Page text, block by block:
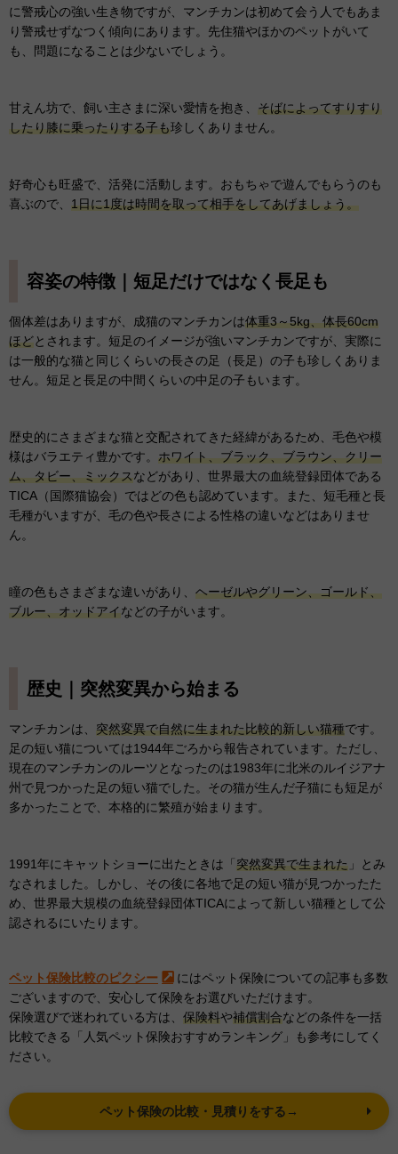
に警戒心の強い生き物ですが、マンチカンは初めて会う人でもあま
り警戒せずなつく傾向にあります。先住猫やほかのペットがいて
も、問題になることは少ないでしょう。
甘えん坊で、飼い主さまに深い愛情を抱き、 そばによってすりすり
したり膝に乗ったりする子も珍しくありません。
好奇心も旺盛で、活発に活動します。おもちゃで遊んでもらうのも
喜ぶので、 1日に1度は時間を取って相手をしてあげましょう。
容姿の特徴｜短足だけではなく長足も
個体差はありますが、成猫のマンチカンは体重3～5kg、体長60cm
ほどとされます。短足のイメージが強いマンチカンですが、実際に
は一般的な猫と同じくらいの長さの足（長足）の子も珍しくありま
せん。短足と長足の中間くらいの中足の子もいます。
歴史的にさまざまな猫と交配されてきた経緯があるため、毛色や模
様はバラエティ豊かです。 ホワイト、ブラック、ブラウン、クリー
ム、タビー、ミックスなどがあり、世界最大の血統登録団体である
TICA（国際猫協会）ではどの色も認めています。また、短毛種と長
毛種がいますが、毛の色や長さによる性格の違いなどはありませ
ん。
瞳の色もさまざまな違いがあり、 ヘーゼルやグリーン、ゴールド、
ブルー、オッドアイなどの子がいます。
歴史｜突然変異から始まる
マンチカンは、 突然変異で自然に生まれた比較的新しい猫種です。
足の短い猫については1944年ごろから報告されています。ただし、
現在のマンチカンのルーツとなったのは1983年に北米のルイジアナ
州で見つかった足の短い猫でした。その猫が生んだ子猫にも短足が
多かったことで、本格的に繁殖が始まります。
1991年にキャットショーに出たときは「 突然変異で生まれた 」とみ
なされました。しかし、その後に各地で足の短い猫が見つかったた
め、世界最大規模の血統登録団体TICAによって新しい猫種として公
認されるにいたります。
ペット保険比較のピクシー
にはペット保険についての記事も多数
ございますので、安心して保険をお選びいただけます。
保険選びで迷われている方は、 保険料や補償割合などの条件を一括
比較できる「人気ペット保険おすすめランキング」も参考にしてく
ださい。
ペット保険の比較・見積りをする→